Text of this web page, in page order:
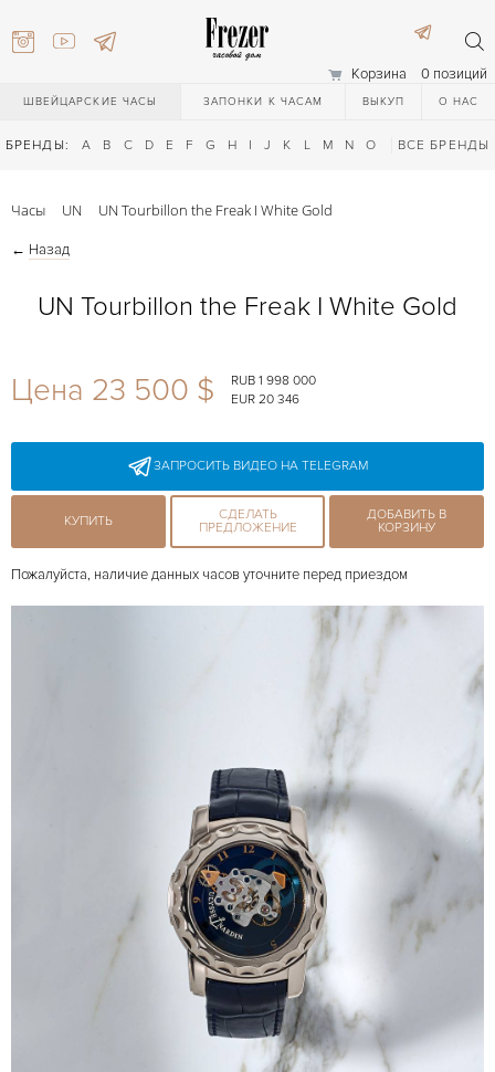
Корзина 0 позиций
ШВЕЙЦАРСКИЕ ЧАСЫ ЗАПОНКИ К ЧАСАМ ВЫКУП О НАС
БРЕНДЫ: A B C D E F G H I J K L M N O Q R S T
ВСЕ БРЕНДЫ
27-44
27-44
Часы UN UN Tourbillon the Freak I White Gold
← Назад
UN Tourbillon the Freak I White Gold
Цена 23 500 $
RUB 1 998 000
EUR 20 346
ЗАПРОСИТЬ ВИДЕО НА TELEGRAM
КУПИТЬ
СДЕЛАТЬ
ПРЕДЛОЖЕНИЕ
ДОБАВИТЬ В
КОРЗИНУ
Пожалуйста, наличие данных часов уточните перед приездом